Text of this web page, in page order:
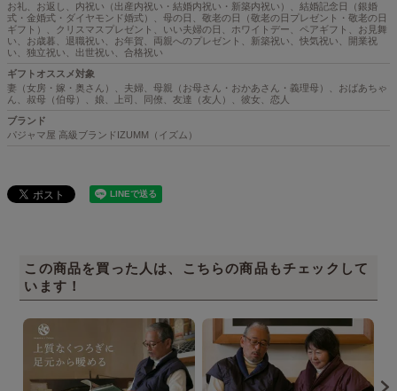
お礼、お返し、内祝い（出産内祝い・結婚内祝い・新築内祝い）、結婚記念日（銀婚
式・金婚式・ダイヤモンド婚式）、母の日、敬老の日（敬老の日プレゼント・敬老の日
ギフト）、クリスマスプレゼント、いい夫婦の日、ホワイトデー、ペアギフト、お見舞
い、お歳暮、退職祝い、お年賀、両親へのプレゼント、新築祝い、快気祝い、開業祝
い、独立祝い、出世祝い、合格祝い
ギフトオススメ対象
妻（女房・嫁・奥さん）、夫婦、母親（お母さん・おかあさん・義理母）、おばあちゃ
ん、叔母（伯母）、娘、上司、同僚、友達（友人）、彼女、恋人
ブランド
パジャマ屋 高級ブランドIZUMM（イズム）
この商品を買った人は、こちらの商品もチェックして
います！